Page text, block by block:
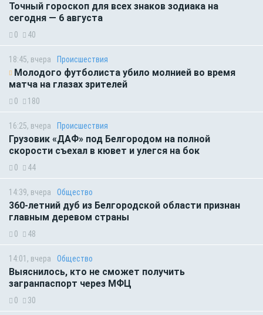
Точный гороскоп для всех знаков зодиака на
сегодня — 6 августа
0 40
18:45, вчера Происшествия
Молодого футболиста убило молнией во время
матча на глазах зрителей
0 180
16:25, вчера Происшествия
Грузовик «ДАФ» под Белгородом на полной
скорости съехал в кювет и улегся на бок
0 44
14:39, вчера Общество
360-летний дуб из Белгородской области признан
главным деревом страны
0 48
14:01, вчера Общество
Выяснилось, кто не сможет получить
загранпаспорт через МФЦ
0 30